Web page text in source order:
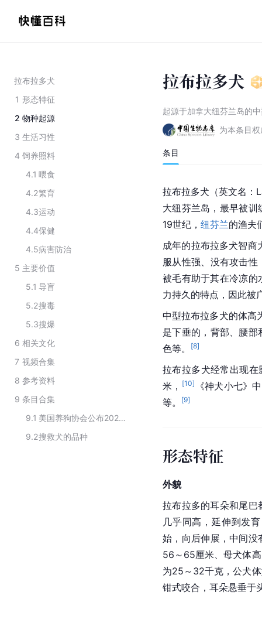
拉布拉多犬
1 形态特征
2 物种起源
3 生活习性
4 饲养照料
4.1 喂食
4.2繁育
4.3运动
4.4保健
4.5病害防治
5 主要价值
5.1 导盲
5.2搜毒
5.3搜爆
6 相关文化
7 视频合集
8 参考资料
9 条目合集
9.1
美国养狗协会公布2021年最受美国人欢迎的犬类
9.2搜救犬的品种
拉布拉多犬
起源于加拿大纽芬兰岛的
为本条目
条目
拉布拉多犬（英文名
大纽芬兰岛，最早被
19世纪， 纽芬兰的渔夫
成年的拉布拉多犬智
服从性强、没有攻击
被毛有助于其在冷凉的
力持久的特点，因此被
中型拉布拉多犬的体高
是下垂的，背部、腰
色等。
[8]
拉布拉多犬经常出现在
米， [10]
《神犬小七》
等。
[9]
形态特征
外貌
拉布拉多的耳朵和尾巴
几乎同高，延伸到发
始，向后伸展，中间
56～65厘米、母犬体
为25～32千克，公犬
钳式咬合，耳朵悬垂于